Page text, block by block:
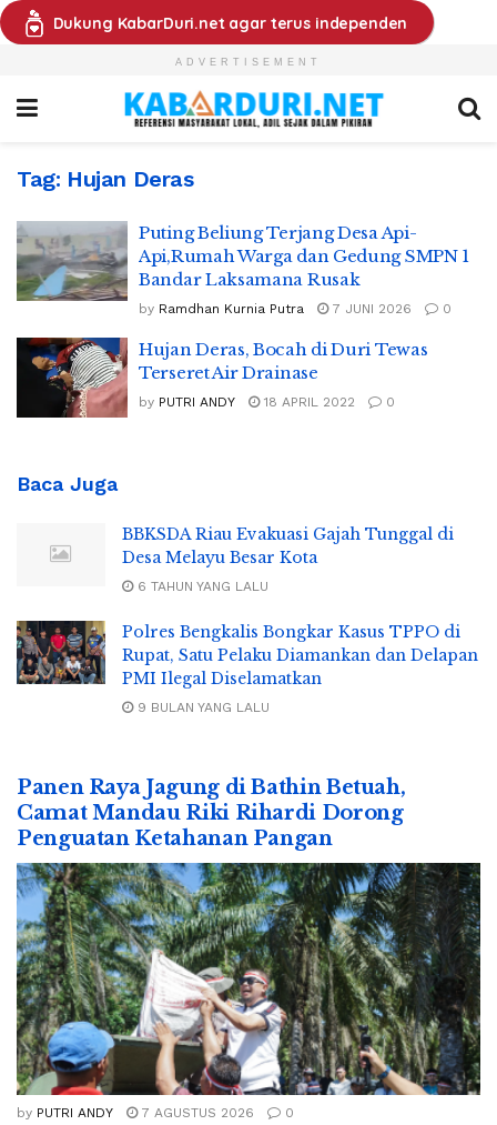
Dukung KabarDuri.net agar terus independen
ADVERTISEMENT
Tag: Hujan Deras
Puting Beliung Terjang Desa Api-
Api,Rumah Warga dan Gedung SMPN 1
Bandar Laksamana Rusak
by Ramdhan Kurnia Putra 7 JUNI 2026 0
Hujan Deras, Bocah di Duri Tewas
Terseret Air Drainase
by PUTRI ANDY 18 APRIL 2022 0
Baca Juga
BBKSDA Riau Evakuasi Gajah Tunggal di
Desa Melayu Besar Kota
6 TAHUN YANG LALU
Polres Bengkalis Bongkar Kasus TPPO di
Rupat, Satu Pelaku Diamankan dan Delapan
PMI Ilegal Diselamatkan
9 BULAN YANG LALU
Panen Raya Jagung di Bathin Betuah,
Camat Mandau Riki Rihardi Dorong
Penguatan Ketahanan Pangan
by PUTRI ANDY 7 AGUSTUS 2026 0